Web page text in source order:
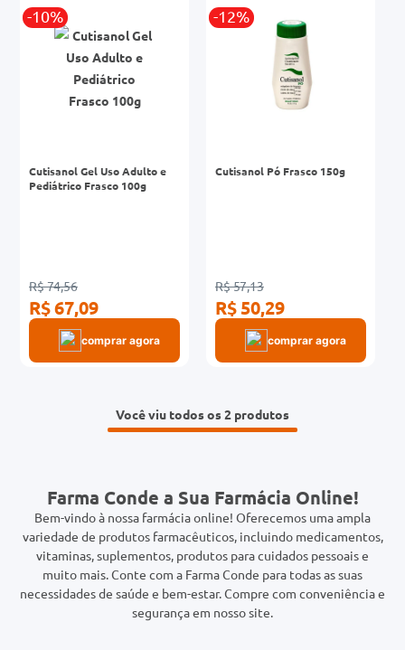
-10%
Cutisanol Gel Uso Adulto e
Pediátrico Frasco 100g
R$ 74,56
R$ 67,09
comprar agora
-12%
Cutisanol Pó Frasco 150g
R$ 57,13
R$ 50,29
comprar agora
Você viu todos os 2
Farma Conde a Sua Farmácia Online!
Bem-vindo à nossa farmácia online! Oferecemos uma ampla
variedade de produtos farmacêuticos, incluindo medicamentos,
vitaminas, suplementos, produtos para cuidados pessoais e
muito mais. Conte com a Farma Conde para todas as suas
necessidades de saúde e bem-estar. Compre com conveniência e
segurança em nosso site.